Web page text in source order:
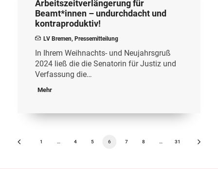
Arbeitszeitverlängerung für
Beamt*innen – undurchdacht und
kontraproduktiv!
LV Bremen, Pressemitteilung
In Ihrem Weihnachts- und Neujahrsgruß
2024 ließ die die Senatorin für Justiz und
Verfassung die…
Mehr
1 … 4 5 6 7 8 … 31